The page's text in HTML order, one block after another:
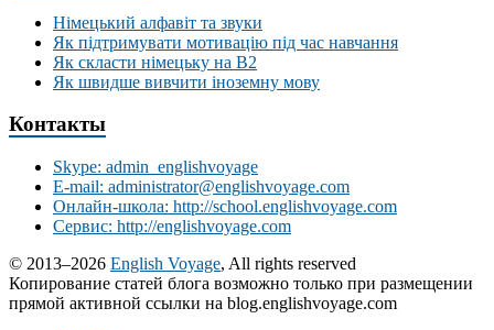
Німецький алфавіт та звуки
Як підтримувати мотивацію під час навчання
Як скласти німецьку на В2
Як швидше вивчити іноземну мову
Контакты
Skype: admin_englishvoyage
E-mail: administrator@englishvoyage.com
Онлайн-школа: http://school.englishvoyage.com
Сервис: http://englishvoyage.com
© 2013–2026 English Voyage, All rights reserved
Копирование статей блога возможно только при размещении
прямой активной ссылки на blog.englishvoyage.com